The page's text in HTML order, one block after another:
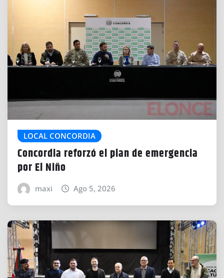
LOCAL CONCORDIA
Concordia reforzó el plan de emergencia
por El Niño
maxi Ago 5, 2026